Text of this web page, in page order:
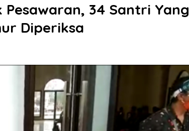
Pesawaran, 34 Santri Yang
Diperiksa